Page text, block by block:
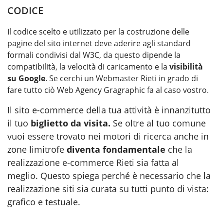
CODICE
Il codice scelto e utilizzato per la costruzione delle
pagine del sito internet deve aderire agli standard
formali condivisi dal W3C, da questo dipende la
compatibilità, la velocità di caricamento e la visibilità
su Google. Se cerchi un Webmaster Rieti in grado di
fare tutto ciò Web Agency Gragraphic fa al caso vostro.
Il sito e-commerce della tua attività è innanzitutto
il tuo biglietto da visita. Se oltre al tuo comune
vuoi essere trovato nei motori di ricerca anche in
zone limitrofe diventa fondamentale che la
realizzazione e-commerce Rieti sia fatta al
meglio. Questo spiega perché è necessario che la
realizzazione siti sia curata su tutti punto di vista:
grafico e testuale.